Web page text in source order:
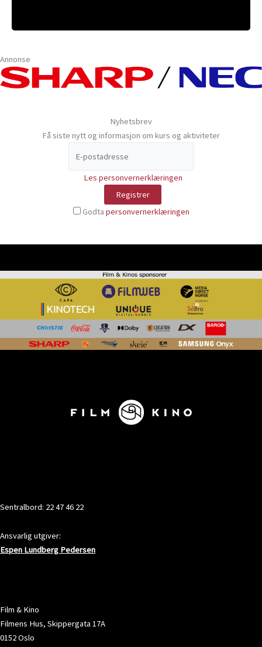
Annonse
Nyhetsbrev
Få siste nytt og informasjon om kurs og aktiviteter
Les personvernerklæringen
Godta personvernerklæringen
Sentralbord: 22 47 46 22
Ansvarlig utgiver:
Espen Lundberg Pedersen
Film & Kino
Filmens Hus, Skippergata 17A
0152 Oslo